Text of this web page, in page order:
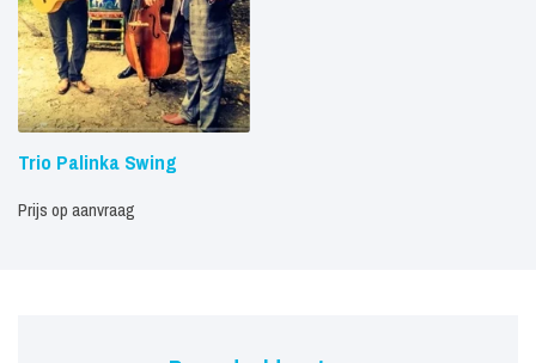
Trio Palinka Swing
Prijs op aanvraag